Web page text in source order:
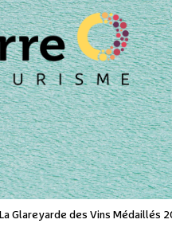
La Glareyarde des Vins Médaillés